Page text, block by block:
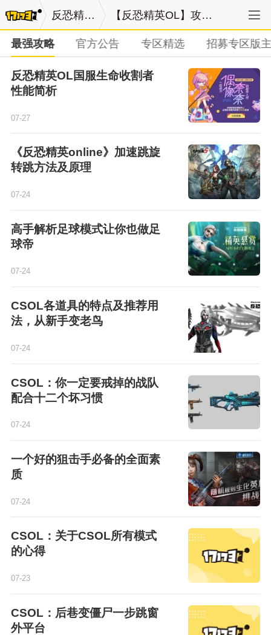
反恐精英OL 【反恐精英OL】攻略列表
最强攻略 官方公告 专区精选 招募专区版
反恐精英OL国服生命收割者
性能简析
07-27
《反恐精英online》加速跳旋
转跳方法及原理
07-24
高手解析足球模式让你也做足
球帝
07-24
CSOL各道具的特点及推荐用
法，从新手变老鸟
07-24
CSOL：你一定要戒掉的战队
配合十二个坏习惯
07-24
一个好的狙击手必备的全面素
质
07-24
CSOL：关于CSOL所有模式
的心得
07-23
CSOL：后巷变僵尸一步跳窗
外平台